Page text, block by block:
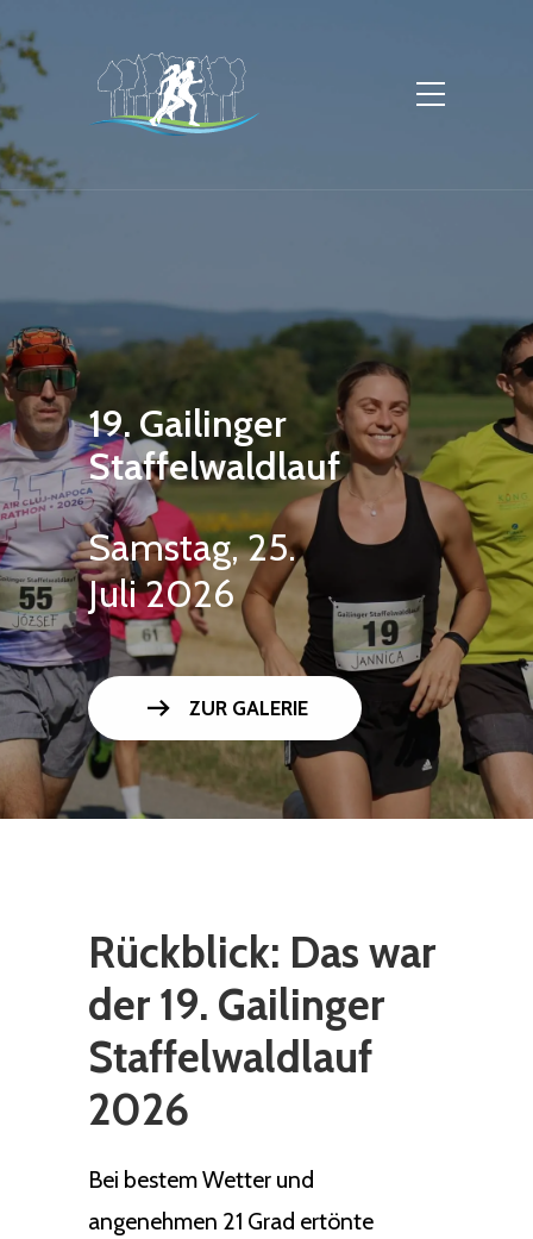
19. Gailinger
Staffelwaldlauf
Samstag, 25.
Juli 2026
arrow_right_alt ZUR GALERIE
Rückblick: Das war
der 19. Gailinger
Staffelwaldlauf
2026
Bei bestem Wetter und
angenehmen 21 Grad ertönte